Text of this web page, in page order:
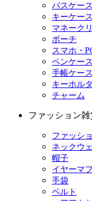
パスケース
キーケース
マネーク
ポーチ
スマホ・
ペンケース
手帳ケー
キーホル
チャーム
ファッション雑
ファッシ
ネックウ
帽子
イヤーマフ
手袋
ベルト